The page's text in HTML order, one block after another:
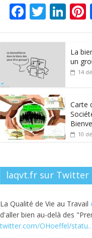
F
e
b
o
o
k
T
itt
er
Li
e
dI
La
un
14
Carte
10
laqvt.fr sur Twitter
d'aller bien au-delà des
twitter.com/OHoeffel/